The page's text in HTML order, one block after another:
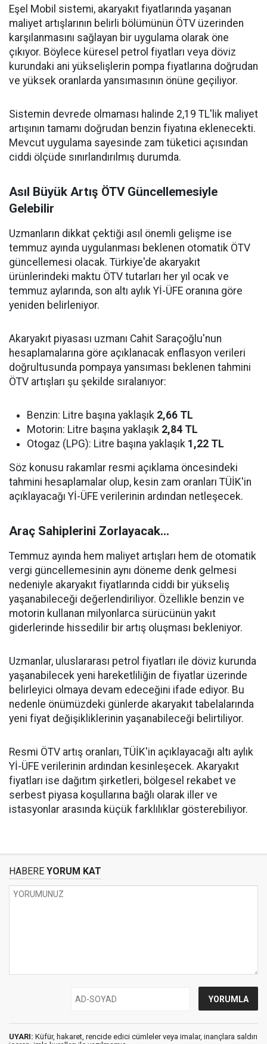
Eşel Mobil sistemi, akaryakıt fiyatlarında yaşanan
maliyet artışlarının belirli bölümünün ÖTV üzerinden
karşılanmasını sağlayan bir uygulama olarak öne
çıkıyor. Böylece küresel petrol fiyatları veya döviz
kurundaki ani yükselişlerin pompa fiyatlarına doğrudan
ve yüksek oranlarda yansımasının önüne geçiliyor.
Sistemin devrede olmaması halinde 2,19 TL'lik maliyet
artışının tamamı doğrudan benzin fiyatına eklenecekti.
Mevcut uygulama sayesinde zam tüketici açısından
ciddi ölçüde sınırlandırılmış durumda.
Asıl Büyük Artış ÖTV Güncellemesiyle
Gelebilir
Uzmanların dikkat çektiği asıl önemli gelişme ise
temmuz ayında uygulanması beklenen otomatik ÖTV
güncellemesi olacak. Türkiye'de akaryakıt
ürünlerindeki maktu ÖTV tutarları her yıl ocak ve
temmuz aylarında, son altı aylık Yİ-ÜFE oranına göre
yeniden belirleniyor.
Akaryakıt piyasası uzmanı Cahit Saraçoğlu'nun
hesaplamalarına göre açıklanacak enflasyon verileri
doğrultusunda pompaya yansıması beklenen tahmini
ÖTV artışları şu şekilde sıralanıyor:
Benzin: Litre başına yaklaşık 2,66 TL
Motorin: Litre başına yaklaşık 2,84 TL
Otogaz (LPG): Litre başına yaklaşık 1,22 TL
Söz konusu rakamlar resmi açıklama öncesindeki
tahmini hesaplamalar olup, kesin zam oranları TÜİK'in
açıklayacağı Yİ-ÜFE verilerinin ardından netleşecek.
Araç Sahiplerini Zorlayacak...
Temmuz ayında hem maliyet artışları hem de otomatik
vergi güncellemesinin aynı döneme denk gelmesi
nedeniyle akaryakıt fiyatlarında ciddi bir yükseliş
yaşanabileceği değerlendiriliyor. Özellikle benzin ve
motorin kullanan milyonlarca sürücünün yakıt
giderlerinde hissedilir bir artış oluşması bekleniyor.
Uzmanlar, uluslararası petrol fiyatları ile döviz kurunda
yaşanabilecek yeni hareketliliğin de fiyatlar üzerinde
belirleyici olmaya devam edeceğini ifade ediyor. Bu
nedenle önümüzdeki günlerde akaryakıt tabelalarında
yeni fiyat değişikliklerinin yaşanabileceği belirtiliyor.
Resmi ÖTV artış oranları, TÜİK'in açıklayacağı altı aylık
Yİ-ÜFE verilerinin ardından kesinleşecek. Akaryakıt
fiyatları ise dağıtım şirketleri, bölgesel rekabet ve
serbest piyasa koşullarına bağlı olarak iller ve
istasyonlar arasında küçük farklılıklar gösterebiliyor.
HABERE YORUM KAT
UYARI: Küfür, hakaret, rencide edici cümleler veya imalar, inançlara saldırı